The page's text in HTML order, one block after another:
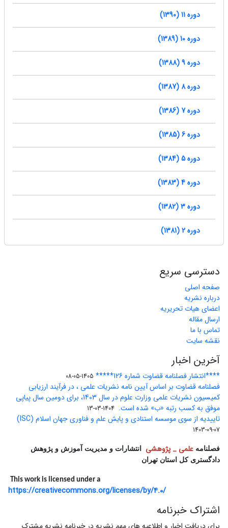
دوره 11 (1390)
دوره 10 (1389)
دوره 9 (1388)
دوره 8 (1387)
دوره 7 (1386)
دوره 6 (1385)
دوره 5 (1384)
دوره 4 (1383)
دوره 3 (1382)
دوره 2 (1381)
دسترسی سریع
صفحه اصلی
درباره نشریه
اعضای هیات تحریریه
ارسال مقاله
تماس با ما
نقشه سایت
آخرین اخبار
****انتشار فصلنامه قضاوت شماره 126***** 1405-05-08
فصلنامه قضاوت بر اساس آیین نامه نشریات علمی ، در فرآیند ارزیابی
کمیسیون نشریات علمی وزارت علوم در سال 1403، برای دومین سال پیاپی
موفق به کسب رتبه «ب» شده است. 1404-03-13
تاییدیه از سوی موسسه استنادی و پایش علم و فناوری جهان اسلام (ISC)
1403-09-07
فصلنامه علمی _ پژوهشی
انتشارات و مدیریت آموزش و پژوهش
دادگستری کل استان تهران
This work is licensed under a
https://creativecommons.org/licenses/by/4.0/
اشتراک خبرنامه